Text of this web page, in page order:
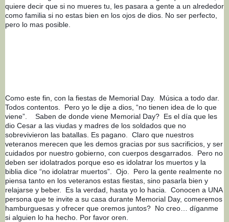
quiere decir que si no mueres tu, les pasara a gente a un alrededor
como familia si no estas bien en los ojos de dios. No ser perfecto,
pero lo mas posible.
Como este fin, con la fiestas de Memorial Day.  Música a todo dar.
Todos contentos.  Pero yo le dije a dios, “no tienen idea de lo que
viene”.    Saben de donde viene Memorial Day?  Es el día que les
dio Cesar a las viudas y madres de los soldados que no
sobrevivieron las batallas. Es pagano.  Claro que nuestros
veteranos merecen que les demos gracias por sus sacrificios, y ser
cuidados por nuestro gobierno, con cuerpos desgarrados.  Pero no
deben ser idolatrados porque eso es idolatrar los muertos y la
biblia dice “no idolatrar muertos”.  Ojo.  Pero la gente realmente no
piensa tanto en los veteranos estas fiestas, sino pasarla bien y
relajarse y beber.  Es la verdad, hasta yo lo hacia.  Conocen a UNA
persona que te invite a su casa durante Memorial Day, comeremos
hamburguesas y ofrecer que oremos juntos?  No creo… díganme
si alguien lo ha hecho. Por favor oren.